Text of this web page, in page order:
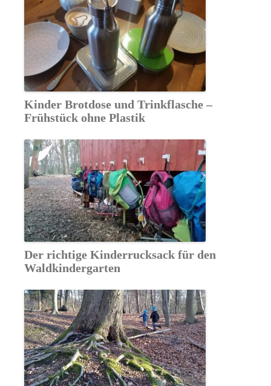
Kinder Brotdose und Trinkflasche –
Frühstück ohne Plastik
Der richtige Kinderrucksack für den
Waldkindergarten